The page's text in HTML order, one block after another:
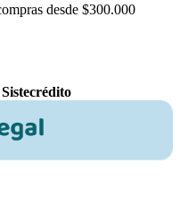
desde $300.000
Sistecrédito